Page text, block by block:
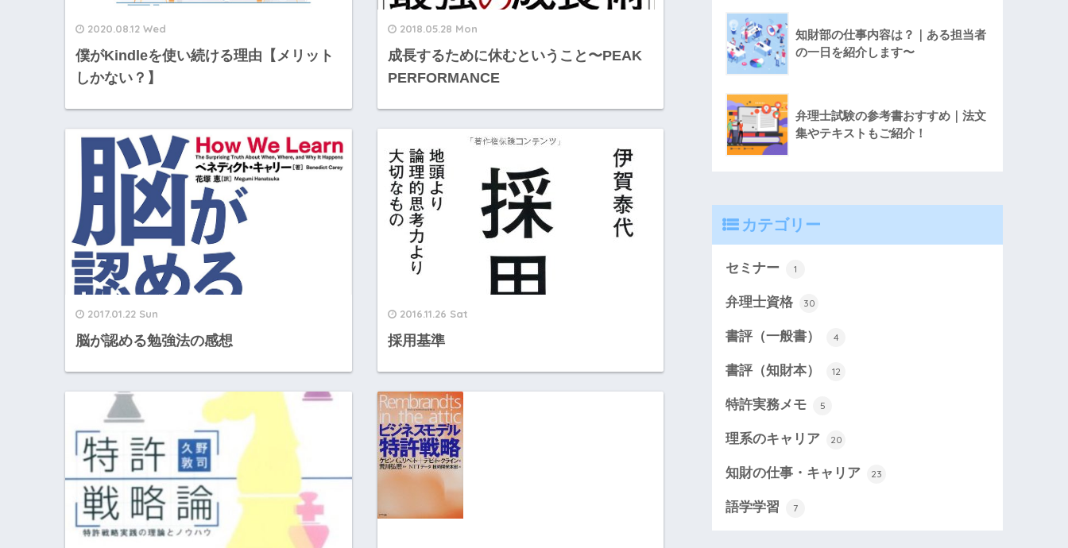
2020.08.12 Wed
僕がKindleを使い続ける理由【メリット
しかない？】
2018.05.28 Mon
成長するために休むということ〜PEAK
PERFORMANCE
2017.01.22 Sun
脳が認める勉強法の感想
2016.11.26 Sat
採用基準
知財部の仕事内容は？｜ある担当者
の一日を紹介します〜
弁理士試験の参考書おすすめ｜法文
集やテキストもご紹介！
カテゴリー
セミナー 1
弁理士資格 30
書評（一般書） 4
書評（知財本） 12
特許実務メモ 5
理系のキャリア 20
知財の仕事・キャリア 23
語学学習 7